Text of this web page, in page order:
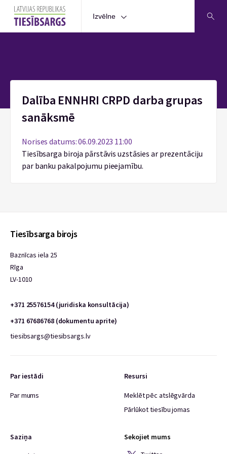
Izvēlne
Dalība ENNHRI CRPD darba grupas
sanāksmē
Norises datums: 06.09.2023 11:00
Tiesībsarga biroja pārstāvis uzstāsies ar prezentāciju
par banku pakalpojumu pieejamību.
Tiesībsarga birojs
Baznīcas iela 25
Rīga
LV-1010
+371 25576154 (juridiska konsultācija)
+371 67686768 (dokumentu aprite)
tiesibsargs@tiesibsargs.lv
Par iestādi
Par mums
Resursi
Meklēt pēc atslēgvārda
Pārlūkot tiesību jomas
Saziņa
Sekojiet mums